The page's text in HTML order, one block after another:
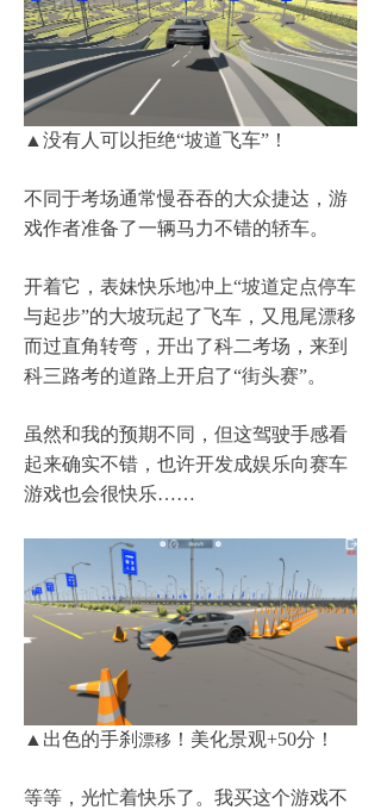
▲ 没有人可以拒绝“坡道飞车” ！
不同于考场通常慢吞吞的大众捷达，游
戏作者准备了一辆马力不错的轿车。
开着它，表妹快乐地冲上“坡道定点停车
与起步”的大坡玩起了飞车，又甩尾漂移
而过直角转弯，开出了科二考场，来到
科三路考的道路上开启了“街头赛”。
虽然和我的预期不同，但这驾驶手感看
起来确实不错，也许开发成娱乐向赛车
游戏也会很快乐……
▲ 出色的手刹 漂移 ！美化景观+50分！
等等，光忙着快乐了。我买这个游戏不